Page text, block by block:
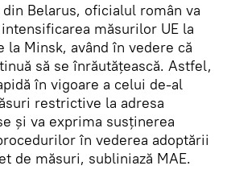
Belarus, oficialul român va
măsurilor UE la
la Minsk, având în vedere că
să se înrăutăţească. Astfel,
în vigoare a celui de-al
restrictive la adresa
şi va exprima susţinerea
în vederea adoptării
de măsuri, subliniază MAE.